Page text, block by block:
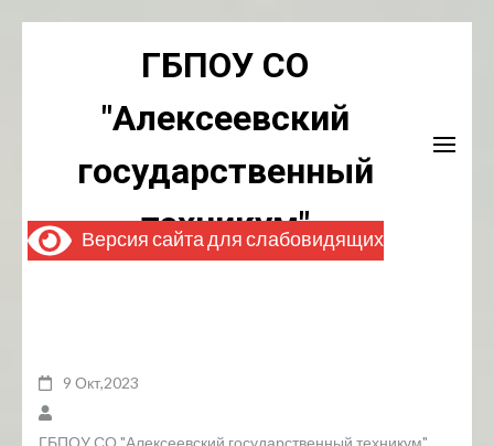
ГБПОУ СО
"Алексеевский
государственный
техникум"
9 Окт,2023
ГБПОУ СО "Алексеевский государственный техникум"
Версия сайта для слабовидящих